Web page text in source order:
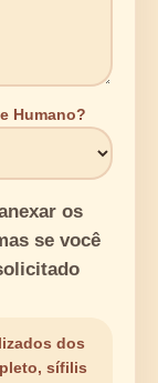
Humano?
os
se você
dos
sífilis